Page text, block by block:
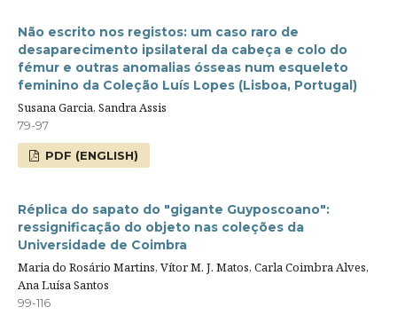
Não escrito nos registos: um caso raro de
desaparecimento ipsilateral da cabeça e colo do
fémur e outras anomalias ósseas num esqueleto
feminino da Coleção Luís Lopes (Lisboa, Portugal)
Susana Garcia, Sandra Assis
79-97
PDF (ENGLISH)
Réplica do sapato do "gigante Guyposcoano":
ressignificação do objeto nas coleções da
Universidade de Coimbra
Maria do Rosário Martins, Vítor M. J. Matos, Carla Coimbra Alves,
Ana Luísa Santos
99-116